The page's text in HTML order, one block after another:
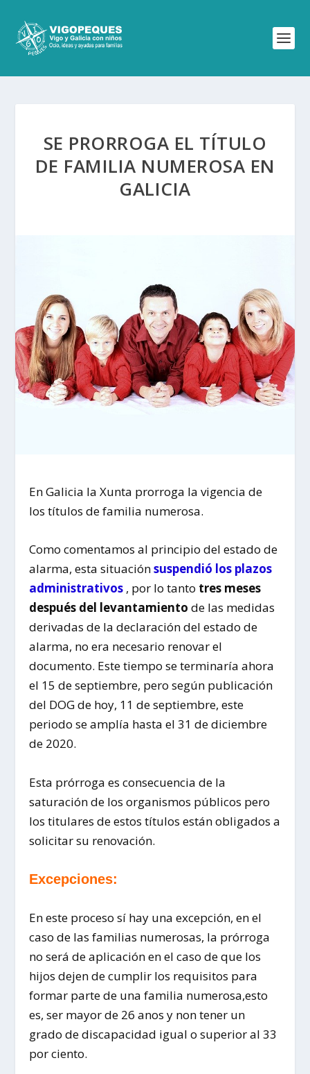
SE PRORROGA EL TÍTULO
DE FAMILIA NUMEROSA EN
GALICIA
En Galicia la Xunta prorroga la vigencia de
los títulos de familia numerosa.
Como comentamos al principio del estado de
alarma, esta situaciónsuspendió los plazos
administrativos , por lo tanto tres meses
después del levantamiento de las medidas
derivadas de la declaración del estado de
alarma, no era necesario renovar el
documento. Este tiempo se terminaría ahora
el 15 de septiembre, pero según publicación
del DOG de hoy, 11 de septiembre, este
periodo se amplía hasta el 31 de diciembre
de 2020.
Esta prórroga es consecuencia de la
saturación de los organismos públicos pero
los titulares de estos títulos están obligados a
solicitar su renovación.
Excepciones:
En este proceso sí hay una excepción, en el
caso de las familias numerosas, la prórroga
no será de aplicación en el caso de que los
hijos dejen de cumplir los requisitos para
formar parte de una familia numerosa,esto
es, ser mayor de 26 anos y non tener un
grado de discapacidad igual o superior al 33
por ciento.